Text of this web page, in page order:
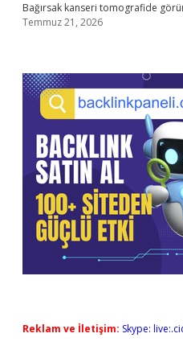
Bağırsak kanseri tomografide
Temmuz 21, 2026
Reklam ve İletişim: Skype: